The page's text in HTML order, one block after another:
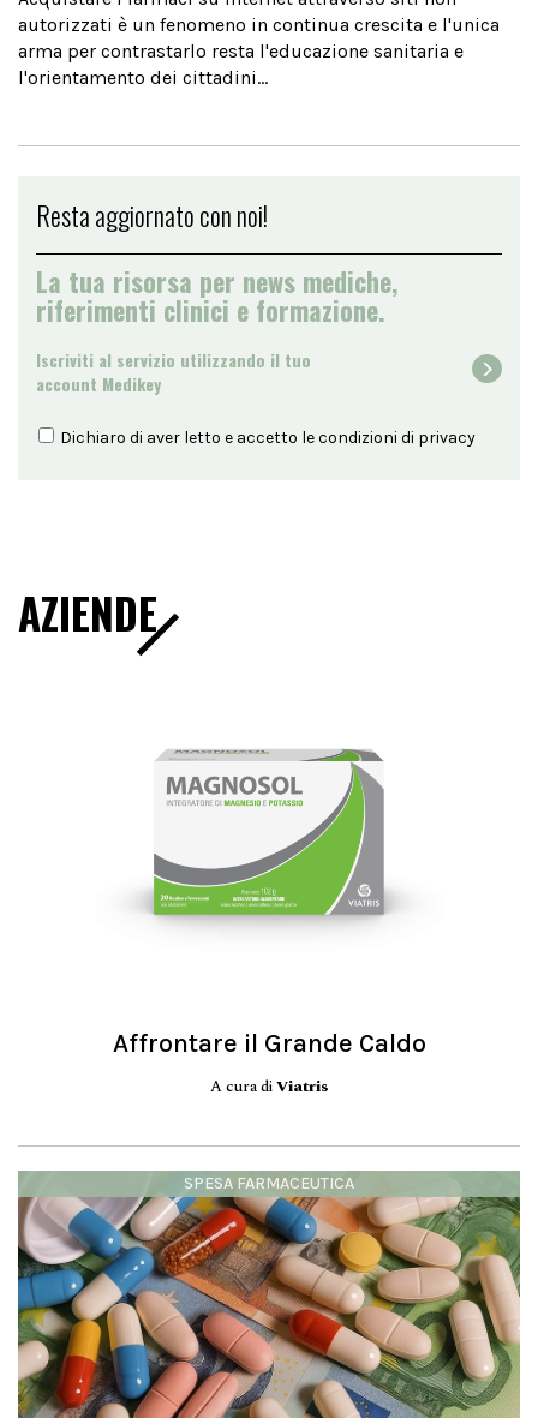
autorizzati è un fenomeno in continua crescita e l'unica
arma per contrastarlo resta l'educazione sanitaria e
l'orientamento dei cittadini...
Resta aggiornato con noi!
La tua risorsa per news mediche,
riferimenti clinici e formazione.
Iscriviti al servizio utilizzando il tuo
account Medikey
Dichiaro di aver letto e accetto le condizioni di privacy
AZIENDE
Affrontare il Grande Caldo
A cura diViatris
SPESA FARMACEUTICA